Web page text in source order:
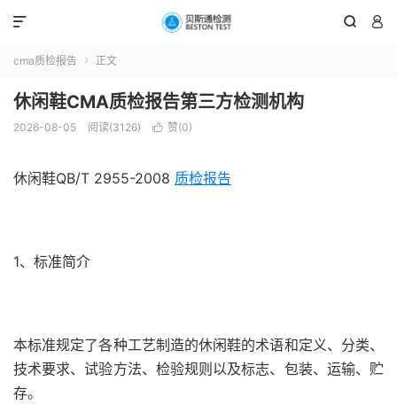
 

cma质检报告  正文
休闲鞋CMA质检报告第三方检测机构
2026-08-05 阅读(3126)  赞(0)
休闲鞋QB/T 2955-2008 质检报告
1、标准简介
本标准规定了各种工艺制造的休闲鞋的术语和定义、分类、
技术要求、试验方法、检验规则以及标志、包装、运输、贮
存。